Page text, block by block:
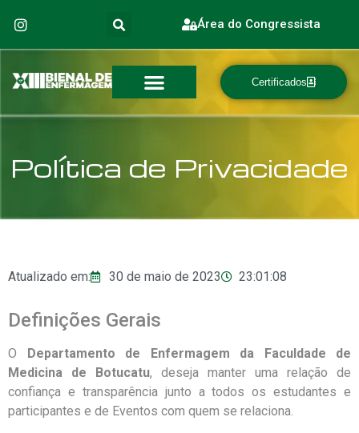
Área do Congressista
Certificados
Política de Privacidade
Atualizado em: 30 de maio de 2023 23:01:08
Definições Gerais
O Departamento de Enfermagem da Faculdade de
Medicina de Botucatu, deseja manter uma relação de
confiança e transparência junto a todos os estudantes e
participantes e de Eventos com quem se relaciona.